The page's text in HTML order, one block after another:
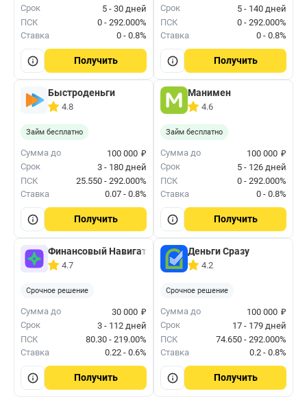
Срок
5 - 30 дней
ПСК
0 - 292.000%
Ставка
0 - 0.8%
Получить
Срок
5 - 140 дней
ПСК
0 - 292.000%
Ставка
0 - 0.8%
Получить
Быстроденьги
4.8
Займ бесплатно
Сумма до 100 000 ₽
Срок
3 - 180 дней
ПСК
25.550 - 292.000%
Ставка
0.07 - 0.8%
Получить
Манимен
4.6
Займ бесплатно
Сумма до 100 000 ₽
Срок
5 - 126 дней
ПСК
0 - 292.000%
Ставка
0 - 0.8%
Получить
Финансовый Навигатор
4.7
Срочное решение
Сумма до 30 000 ₽
Срок
3 - 112 дней
ПСК
80.30 - 219.00%
Ставка
0.22 - 0.6%
Получить
Деньги Сразу
4.2
Срочное решение
Сумма до 100 000 ₽
Срок
17 - 179 дней
ПСК
74.650 - 292.000%
Ставка
0.2 - 0.8%
Получить